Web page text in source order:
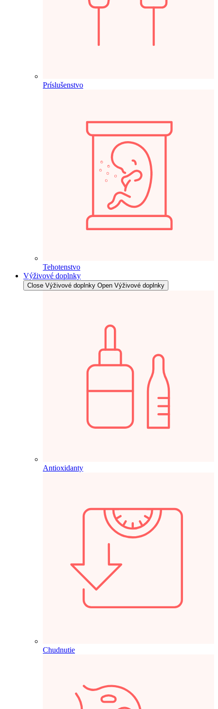
Príslušenstvo
Tehotenstvo
Výživové doplnky
Close Výživové doplnky Open Výživové doplnky
Antioxidanty
Chudnutie